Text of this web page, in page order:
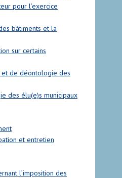
pour l’exercice
bâtiments et la
sur certains
et de déontologie des
des élu(e)s municipaux
et entretien
l’imposition des